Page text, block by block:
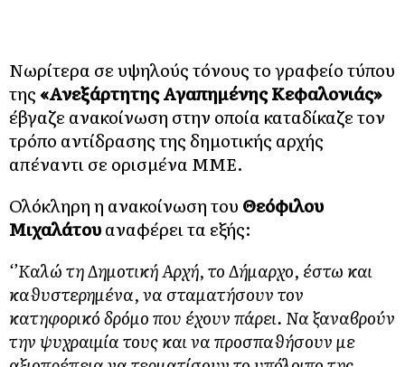
Νωρίτερα σε υψηλούς τόνους το γραφείο τύπου
της «Ανεξάρτητης Αγαπημένης Κεφαλονιάς»
έβγαζε ανακοίνωση στην οποία καταδίκαζε τον
τρόπο αντίδρασης της δημοτικής αρχής
απέναντι σε ορισμένα ΜΜΕ.
Ολόκληρη η ανακοίνωση του Θεόφιλου
Μιχαλάτουαναφέρει τα εξής:
‘’Καλώ τη Δημοτική Αρχή, το Δήμαρχο, έστω και
καθυστερημένα, να σταματήσουν τον
κατηφορικό δρόμο που έχουν πάρει. Να ξαναβρούν
την ψυχραιμία τους και να προσπαθήσουν με